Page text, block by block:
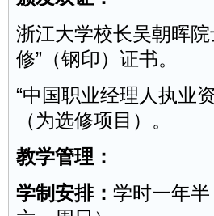
浙江大学校长吴朝晖
修”（钢印）证书。
“中国职业经理人执业
（为选修项目）。
教学管理：
学制安排： 学时一年